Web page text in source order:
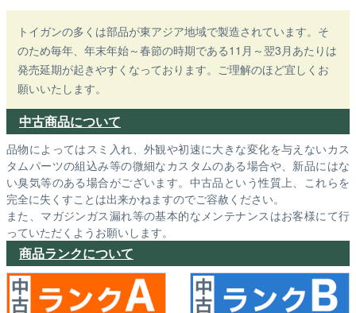
トイガンの多くは部品が東アジア地域で製造されています。そ
のため毎年、年末年始～春節の時期である11月～翌3月あたりは
発売延期が起きやすくなっております。ご理解のほど宜しくお
願いいたします。
中古商品について
品物によってはスミ入れ、外観や初速に大きな変化を与えないカス
タムパーツの組込み等の微細なカスタムのある場合や、新品にはな
い臭気等のある場合がございます。中古品という性質上、これらを
完全に失くすことは出来かねますのでご容赦ください。
また、マガジンガス漏れ等の基本的なメンテナンスはお客様にて行
っていただくようお願いします。
商品ランクについて